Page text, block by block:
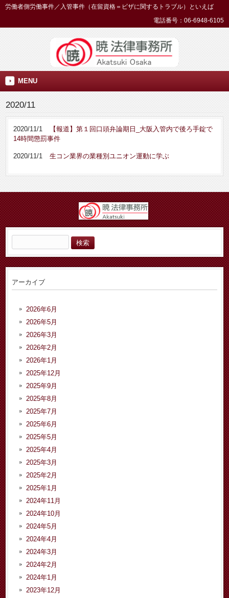
労働者側労働事件／入管事件（在留資格＝ビザに関するトラブル）といえば
電話番号：06-6948-6105
MENU
2020/11
2020/11/1
【報道】第１回口頭弁論期日_大阪入管内で後ろ手錠で
14時間懲罰事件
2020/11/1 生コン業界の業種別ユニオン運動に学ぶ
索:
アーカイブ
2026年6月
2026年5月
2026年3月
2026年2月
2026年1月
2025年12月
2025年9月
2025年8月
2025年7月
2025年6月
2025年5月
2025年4月
2025年3月
2025年2月
2025年1月
2024年11月
2024年10月
2024年5月
2024年4月
2024年3月
2024年2月
2024年1月
2023年12月